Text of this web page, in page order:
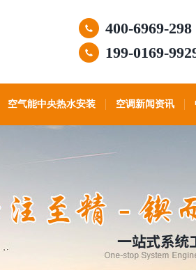
400-6969-298
199-0169-
空气能中央热水安装 空调新闻资讯